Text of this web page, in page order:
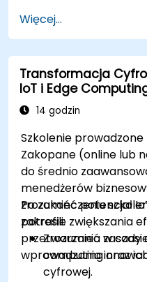
urządzeniach
Wdrożyć
podejmowanie
w systemach IoT.
Zintegrować Edge
platformami IoT.
praktyki w Edge AI
Więcej...
Transformacja
IoT i Edge
14 godzin
Szkolenie
Zakopane (online lub
do średnio
menedżerów
zrozumieć potencjał
zakresie zwiększania
przetwarzania w
wprowadzania
Po zakończeniu
potrafili:
Zrozumieć zasady
computing oraz
cyfrowej.